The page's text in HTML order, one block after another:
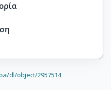
dl/object/2957514